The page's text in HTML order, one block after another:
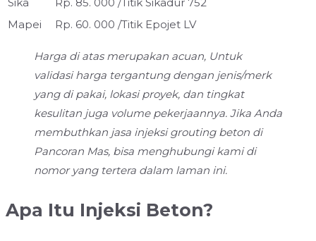
Mapei
Rp. 60. 000 /Titik Epojet LV
Harga di atas merupakan acuan, Untuk
validasi harga tergantung dengan jenis/merk
yang di pakai, lokasi proyek, dan tingkat
kesulitan juga volume pekerjaannya. Jika Anda
membuthkan jasa injeksi grouting beton di
Pancoran Mas, bisa menghubungi kami di
nomor yang tertera dalam laman ini.
Apa Itu Injeksi Beton?